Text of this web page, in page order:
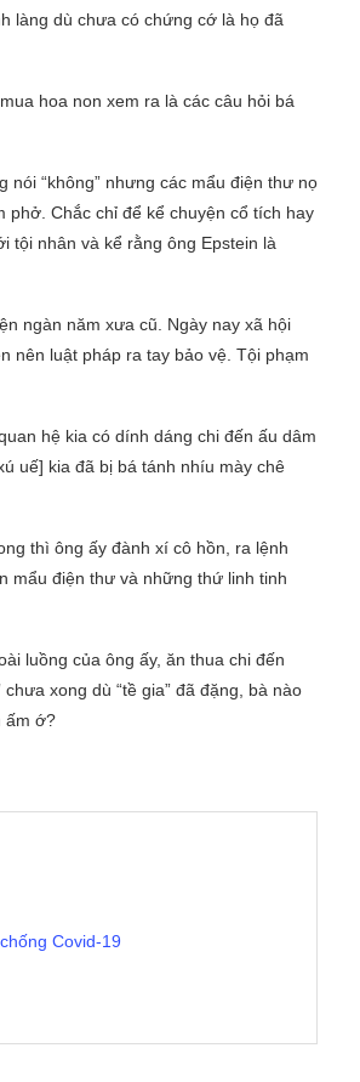
làng dù chưa có chứng cớ là họ đã
hoa non xem ra là các câu hỏi bá
“không” nhưng các mẩu điện thư nọ
phở. Chắc chỉ để kể chuyện cổ tích hay
tội nhân và kể rằng ông Epstein là
ngàn năm xưa cũ. Ngày nay xã hội
nên luật pháp ra tay bảo vệ. Tội phạm
hệ kia có dính dáng chi đến ấu dâm
uế] kia đã bị bá tánh nhíu mày chê
thì ông ấy đành xí cô hồn, ra lệnh
mẩu điện thư và những thứ linh tinh
luồng của ông ấy, ăn thua chi đến
xong dù “tề gia” đã đặng, bà nào
ấm ớ?
Covid-19